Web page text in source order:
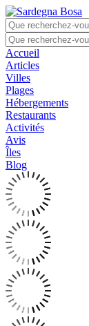
Accueil
Articles
Villes
Plages
Hébergements
Restaurants
Activités
Avis
Îles
Blog